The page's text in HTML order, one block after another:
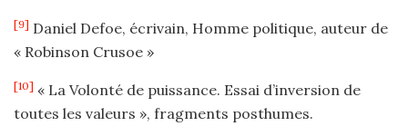
[9] Daniel Defoe, écrivain, Homme politique, auteur de
« Robinson Crusoe »
[10] « La Volonté de puissance. Essai d’inversion de
toutes les valeurs », fragments posthumes.